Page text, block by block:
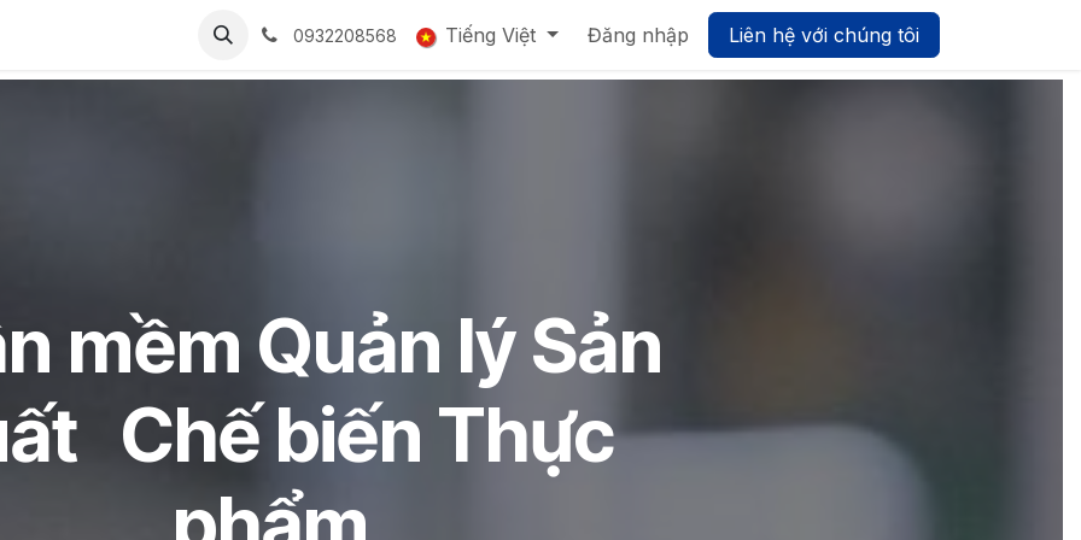
CỘNG ĐỒNG LIÊN HỆ Tuyển dụng SmartBiz UMP - Nền tảng Quản trị Hợp nhất
0932208568 Tiếng Việt Đăng nhập Liên hệ với chúng tôi
mềm Quản lý Sản
Chế biến Thực